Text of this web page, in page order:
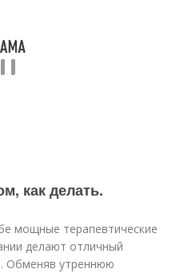
как делать.
мощные терапевтические
делают отличный
Обменяв утреннюю